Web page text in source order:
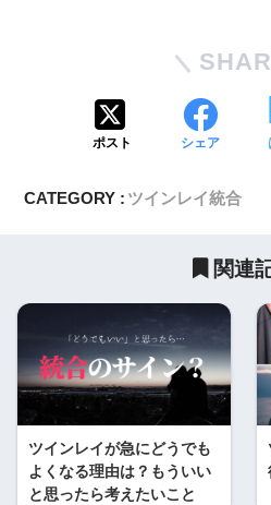
ポスト シェア
CATEGORY : ツインレイ統合
関連
ツインレイが急にどうでも
よくなる理由は？もういい
と思ったら考えたいこと